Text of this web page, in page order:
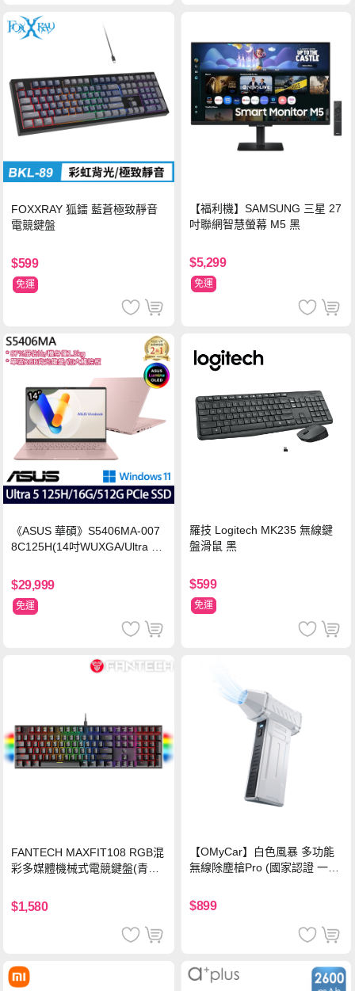
FOXXRAY 狐鐳 藍蒼極致靜音
電競鍵盤
$599
免運
【福利機】SAMSUNG 三星 27
吋聯網智慧螢幕 M5 黑
$5,299
免運
《ASUS 華碩》S5406MA-007
8C125H(14吋WUXGA/Ultra 5
n11/二年保)
$29,999
免運
羅技 Logitech MK235 無線鍵
盤滑鼠 黑
$599
免運
FANTECH MAXFIT108 RGB混
彩多媒體機械式電競鍵盤(青軸)
$1,580
【OMyCar】白色風暴 多功能
無線除塵槍Pro (國家認證 一年
手持強力風槍 暴力吹風
$899